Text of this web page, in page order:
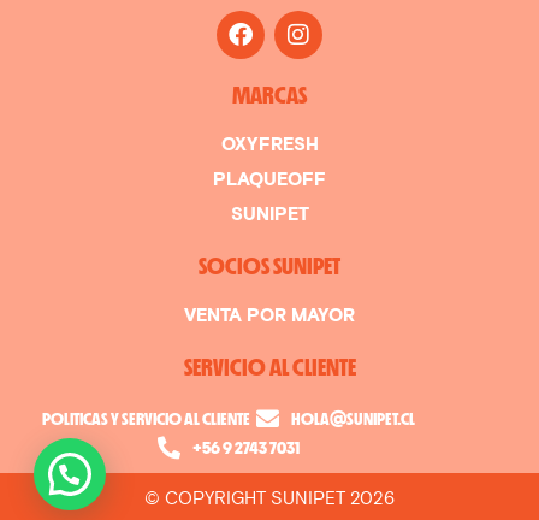
MARCAS
OXYFRESH
PLAQUEOFF
SUNIPET
SOCIOS SUNIPET
VENTA POR MAYOR
SERVICIO AL CLIENTE
POLITICAS Y SERVICIO AL CLIENTE
HOLA@SUNIPET.CL
+56 9 2743 7031
© COPYRIGHT SUNIPET 2026